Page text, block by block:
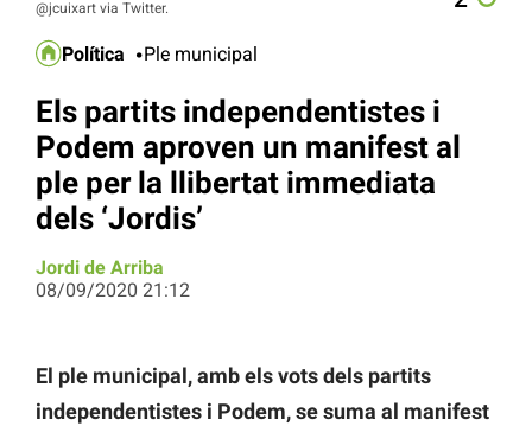
@jcuixart via Twitter.
Política Ple municipal
Els partits independentistes i
Podem aproven un manifest al
ple per la llibertat immediata
dels ‘Jordis’
Jordi de Arriba
08/09/2020 21:12
El ple municipal, amb els vots dels partits
independentistes i Podem, se suma al manifest